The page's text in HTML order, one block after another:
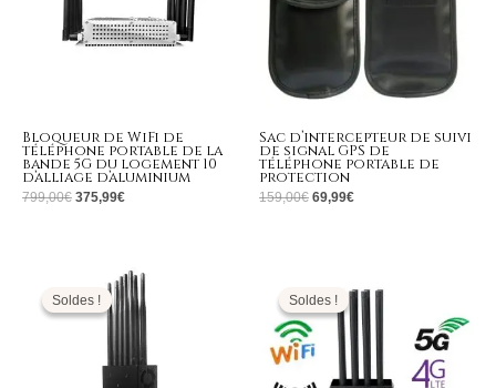
Bloqueur de WiFi de
téléphone portable de la
bande 5G du logement 10
d’alliage d’aluminium
799,00€ 375,99€
Sac d’intercepteur de suivi
de signal GPS de
téléphone portable de
protection
159,00€ 69,99€
Soldes !
Soldes !
initial
était :
699,00€.
Le
prix
actuel
est :
339,99€.
Soldes !
Soldes !initial
était :
1.399,00€.
actuel
689,99€.